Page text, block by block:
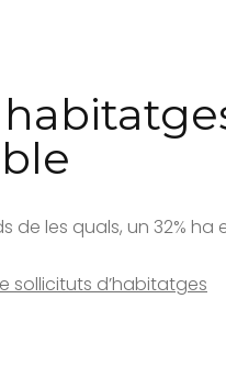
de les quals, un 32%
sollicituts d’habitatges